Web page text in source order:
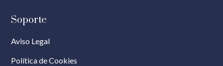
Soporte
Aviso Legal
Política de Cookies